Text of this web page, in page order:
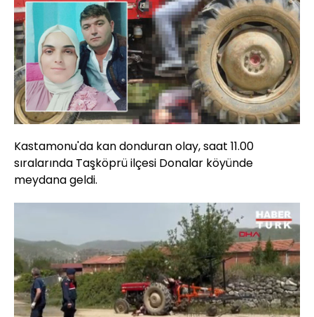
Kastamonu'da kan donduran olay, saat 11.00
sıralarında Taşköprü ilçesi Donalar köyünde
meydana geldi.